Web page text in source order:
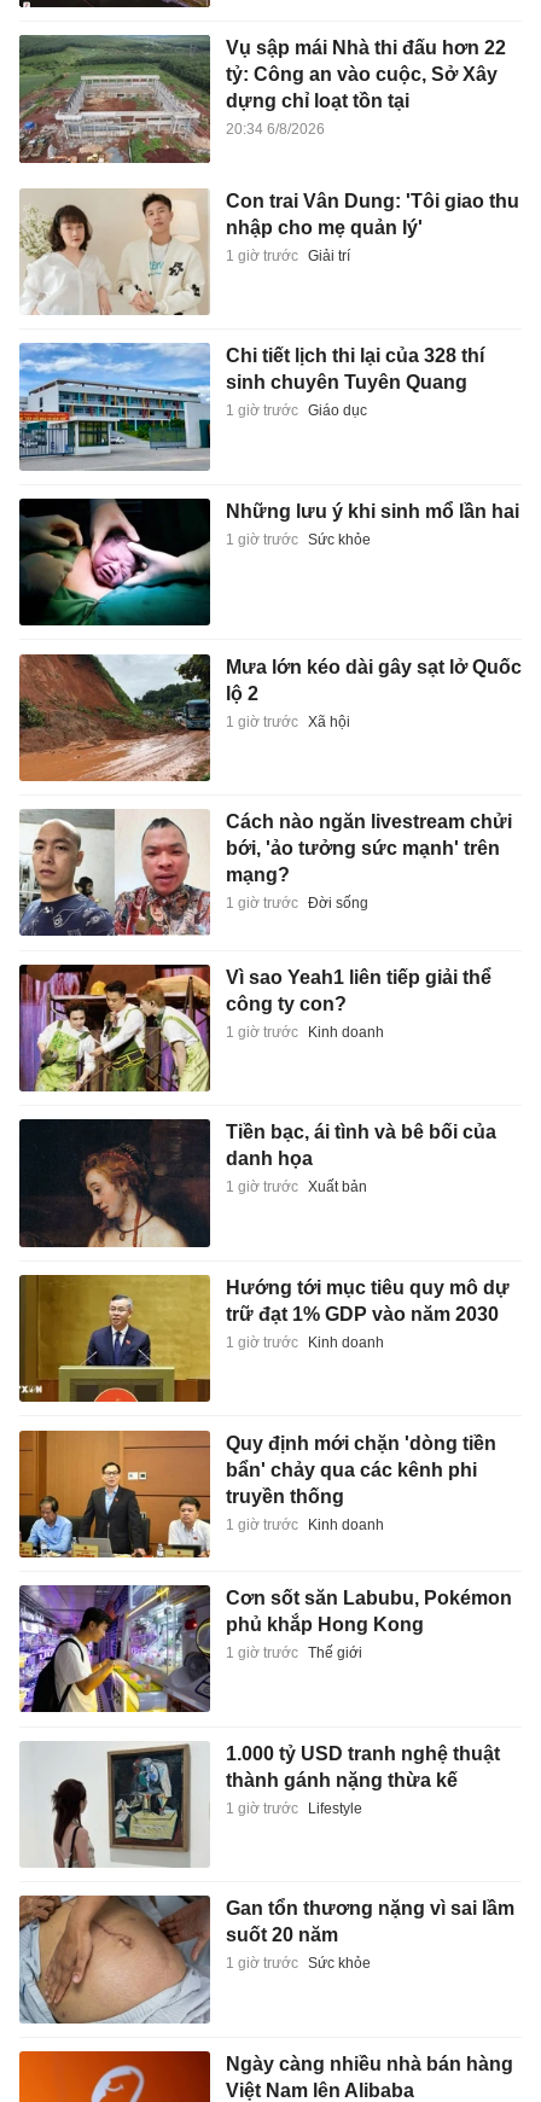
Vụ sập mái Nhà thi đấu hơn 22
tỷ: Công an vào cuộc, Sở Xây
dựng chỉ loạt tồn tại
20:34 6/8/2026
Con trai Vân Dung: 'Tôi giao thu
nhập cho mẹ quản lý'
1 giờ trước Giải trí
Chi tiết lịch thi lại của 328 thí
sinh chuyên Tuyên Quang
1 giờ trước Giáo dục
Những lưu ý khi sinh mổ lần hai
1 giờ trước Sức khỏe
Mưa lớn kéo dài gây sạt lở Quốc
lộ 2
1 giờ trước Xã hội
Cách nào ngăn livestream chửi
bới, 'ảo tưởng sức mạnh' trên
mạng?
1 giờ trước Đời sống
Vì sao Yeah1 liên tiếp giải thể
công ty con?
1 giờ trước Kinh doanh
Tiền bạc, ái tình và bê bối của
danh họa
1 giờ trước Xuất bản
Hướng tới mục tiêu quy mô dự
trữ đạt 1% GDP vào năm 2030
1 giờ trước Kinh doanh
Quy định mới chặn 'dòng tiền
bẩn' chảy qua các kênh phi
truyền thống
1 giờ trước Kinh doanh
Cơn sốt săn Labubu, Pokémon
phủ khắp Hong Kong
1 giờ trước Thế giới
1.000 tỷ USD tranh nghệ thuật
thành gánh nặng thừa kế
1 giờ trước Lifestyle
Gan tổn thương nặng vì sai lầm
suốt 20 năm
1 giờ trước Sức khỏe
Ngày càng nhiều nhà bán hàng
Việt Nam lên Alibaba